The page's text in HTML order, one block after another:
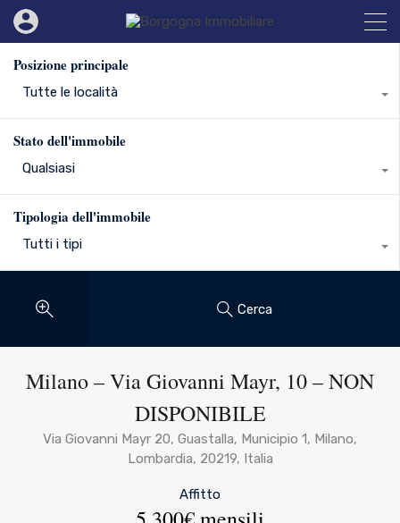
Posizione principale
Tutte le località
Stato dell'immobile
Qualsiasi
Tipologia dell'immobile
Tutti i tipi
Cerca
Milano – Via Giovanni Mayr, 10 – NON
DISPONIBILE
Via Giovanni Mayr 20, Guastalla, Municipio 1, Milano,
Lombardia, 20219, Italia
Affitto